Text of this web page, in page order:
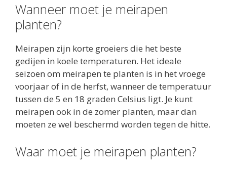
Wanneer moet je meirapen
planten?
Meirapen zijn korte groeiers die het beste
gedijen in koele temperaturen. Het ideale
seizoen om meirapen te planten is in het vroege
voorjaar of in de herfst, wanneer de temperatuur
tussen de 5 en 18 graden Celsius ligt. Je kunt
meirapen ook in de zomer planten, maar dan
moeten ze wel beschermd worden tegen de hitte.
Waar moet je meirapen planten?